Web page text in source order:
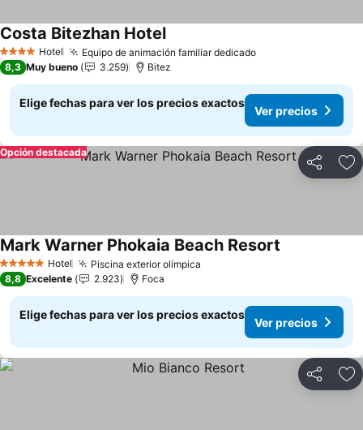
4 EstrellasHotel Equipo de animación familiar dedicadoVer precios
Costa Bitezhan HotelVer precios
8,3 Muy bueno 3.259 Bitez
Elige fechas para ver los precios exactos
Ver precios
Compartir
Opción destacada
5 Estrellas Hotel Piscina exterior olímpica
Mark Warner Phokaia Beach Resort
8,8 Excelente 2.923 Foca
Elige fechas para ver los precios exactos
Ver precios
Compartir